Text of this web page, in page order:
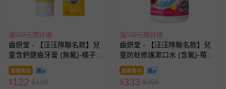
滿599元贈好禮
齒妍堂 - 【汪汪隊聯名款】兒
童含鈣健齒牙膏 (無氟)-橘子口
味-(無氟，可吞食)-60g
即將售完
$122 $128
滿599元贈好禮
齒妍堂 - 【汪汪隊聯名款】兒
童防蛀修護漱口水 (含氟)-莓
果-300g
即將售完
$333 $350